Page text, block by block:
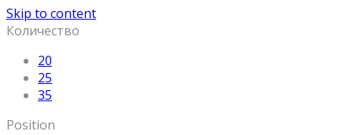
Skip to content
Количество
20
25
35
Position